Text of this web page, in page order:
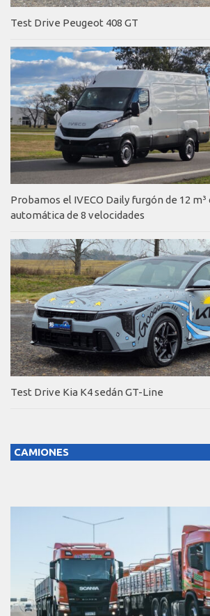
Test Drive Peugeot 408 GT
Probamos el IVECO Daily furgón de 12 m³
automática de 8 velocidades
Test Drive Kia K4 sedán GT-Line
CAMIONES